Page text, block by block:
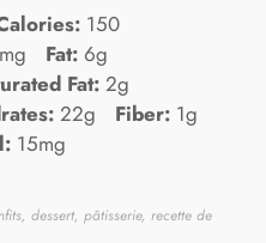
150
Fat: 6g
Fat: 2g
22g Fiber: 1g
15mg
dessert, pâtisserie, recette de